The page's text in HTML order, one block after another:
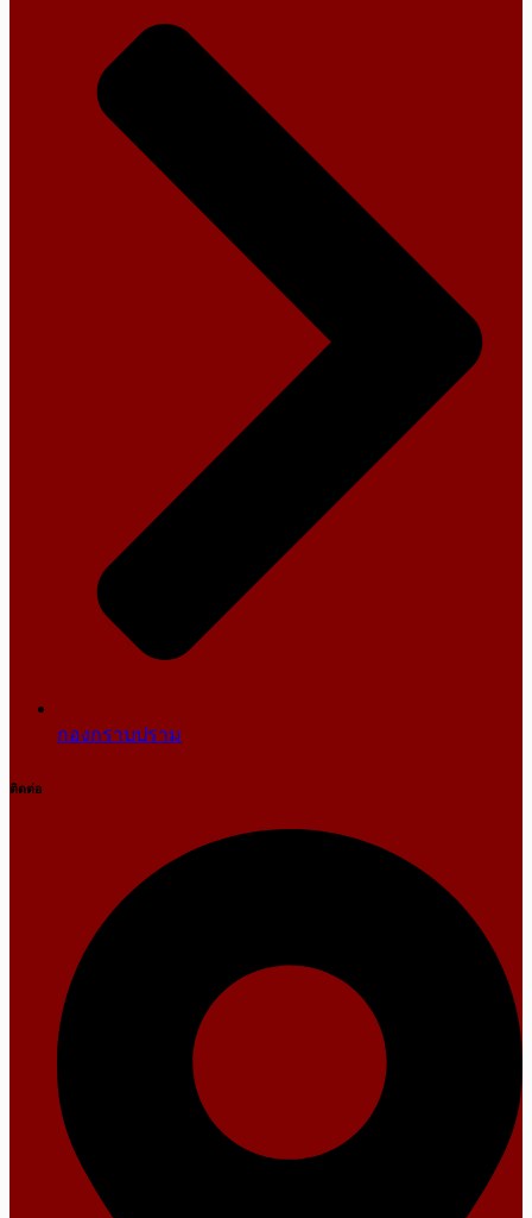
กองกราบปราม
ติดต่อ